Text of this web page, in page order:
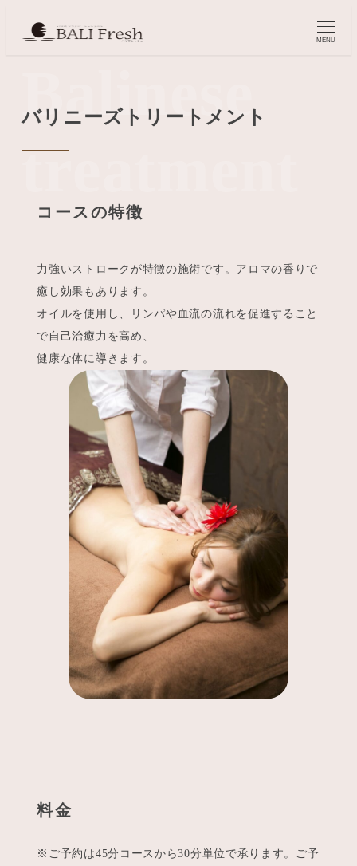
MENU
Balinese
treatment
バリニーズトリートメント
コースの特徴
力強いストロークが特徴の施術です。アロマの香りで
癒し効果もあります。
オイルを使用し、リンパや血流の流れを促進すること
で自己治癒力を高め、
健康な体に導きます。
料金
※ご予約は45分コースから30分単位で承ります。ご予